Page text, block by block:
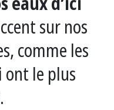
sur nos
comme les
ont le plus